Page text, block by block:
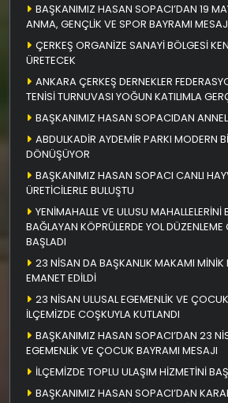
BAŞKANIMIZ HASAN SOPACI’DAN 19
ANMA, GENÇLİK VE SPOR BAYRAMI
ÇERKEŞ ORGANİZE SANAYİ BÖLGESİ
ÜRETECEK
ANKARA ÇERKEŞ DERNEKLER
TENİSİ TURNUVASI YOĞUN KATILIMLA
BAŞKANIMIZ HASAN SOPACIDAN
ABDULKADİR AYDEMİR PARKI MODERN
DÖNÜŞÜYOR
BAŞKANIMIZ HASAN SOPACI CANLI
ÜRETİCİLERLE BULUŞTU
YENİMAHALLE VE ULUSU MAHALLELERİNİ
BAĞLAYAN KÖPRÜLERDE YOL
BAŞLADI
23 NİSAN DA BAŞKANLIK MAKAMI MİNİK
EMANET EDİLDİ
23 NİSAN ULUSAL EGEMENLİK VE
İLÇEMİZDE COŞKUYLA KUTLANDI
BAŞKANIMIZ HASAN SOPACI’DAN 23
EGEMENLİK VE ÇOCUK BAYRAMI MESAJI
İLÇEMİZDE TOPLU ULAŞIM HİZMETİNİ
BAŞKANIMIZ HASAN SOPACI’DAN